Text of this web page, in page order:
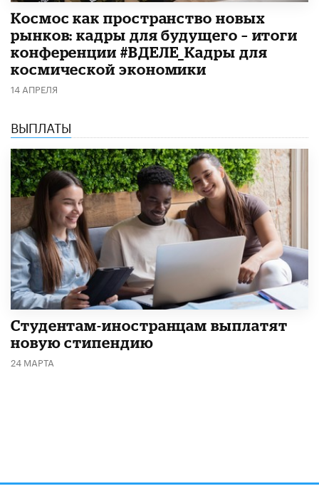
Космос как пространство новых
рынков: кадры для будущего – итоги
конференции #ВДЕЛЕ_Кадры для
космической экономики
14 АПРЕЛЯ
ВЫПЛАТЫ
Студентам-иностранцам выплатят
новую стипендию
24 МАРТА